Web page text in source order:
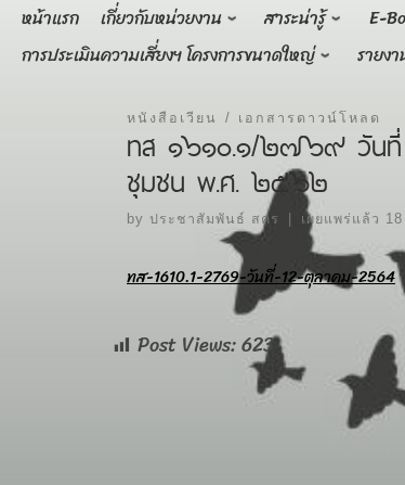
Skip
content
หน้าแรก เกี่ยวกับหน่วยงาน สาระน่ารู้ E-
การประเมินความเสี่ยงฯ โครงการขนาดใหญ่
รายง
หนังสือเวียน เอกสารดาวน์โหลด
ทส ๑๖๑๐.๑/๒๗๖๙ วันที่
ชุมชน พ.ศ. ๒๕๖๒
by ประชาสัมพันธ์ สคร เผยแพร่แล้ว
ทส-1610.1-2769-วันที่-12-ตุลาคม-2564
Post Views:623